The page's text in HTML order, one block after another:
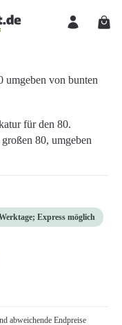
für den 80.
80, umgeben
Express möglich
abweichende Endpreise